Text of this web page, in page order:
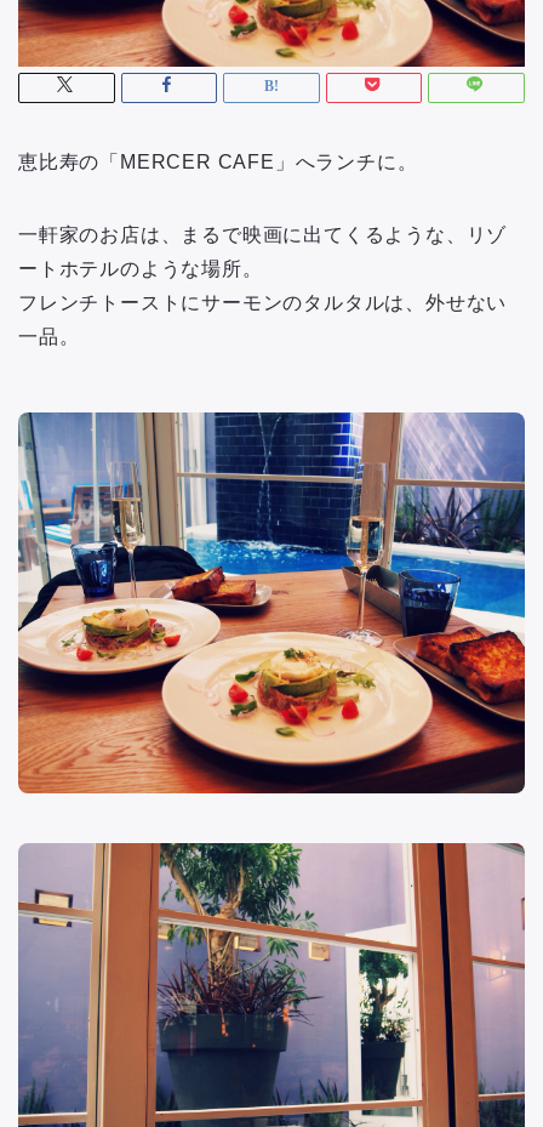
恵比寿の「MERCER CAFE」へランチに。
一軒家のお店は、まるで映画に出てくるような、リゾ
ートホテルのような場所。
フレンチトーストにサーモンのタルタルは、外せない
一品。